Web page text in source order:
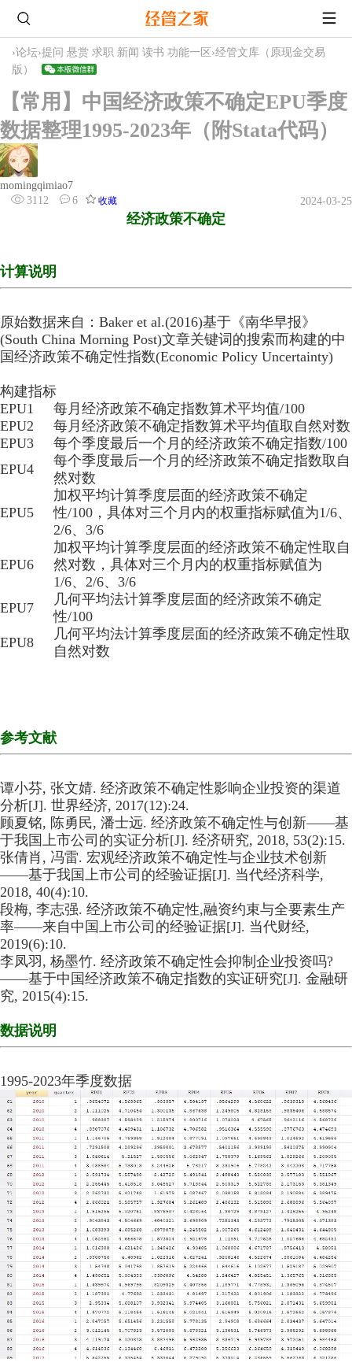
›论坛›提问 悬赏 求职 新闻 读书 功能一区 ›经管文库（原现金交易
版）
【常用】中国经济政策不确定EPU季度
数据整理1995-2023年（附Stata代码）
momingqimiao7
3112
6 收藏 2024-03-25
经济政策不确定
计算说明
原始数据来自：Baker et al.(2016)基于《南华早报》
(South China Morning Post)文章关键词的搜索而构建的中
国经济政策不确定性指数(Economic Policy Uncertainty)
构建指标
EPU1
每月经济政策不确定指数算术平均值/100
EPU2
每月经济政策不确定指数算术平均值取自然对数
EPU3
每个季度最后一个月的经济政策不确定指数/100
EPU4
每个季度最后一个月的经济政策不确定指数取自
然对数
EPU5
加权平均计算季度层面的经济政策不确定
性/100，具体对三个月内的权重指标赋值为1/6、
2/6、3/6
EPU6
加权平均计算季度层面的经济政策不确定性取自
然对数，具体对三个月内的权重指标赋值为
1/6、2/6、3/6
EPU7
几何平均法计算季度层面的经济政策不确定
性/100
EPU8
几何平均法计算季度层面的经济政策不确定性取
自然对数
参考文献
谭小芬, 张文婧. 经济政策不确定性影响企业投资的渠道
分析[J]. 世界经济, 2017(12):24.
顾夏铭, 陈勇民, 潘士远. 经济政策不确定性与创新——基
于我国上市公司的实证分析[J]. 经济研究, 2018, 53(2):15.
张倩肖, 冯雷. 宏观经济政策不确定性与企业技术创新
——基于我国上市公司的经验证据[J]. 当代经济科学,
2018, 40(4):10.
段梅, 李志强. 经济政策不确定性,融资约束与全要素生产
率——来自中国上市公司的经验证据[J]. 当代财经,
2019(6):10.
李凤羽, 杨墨竹. 经济政策不确定性会抑制企业投资吗?
——基于中国经济政策不确定指数的实证研究[J]. 金融研
究, 2015(4):15.
数据说明
1995-2023年季度数据